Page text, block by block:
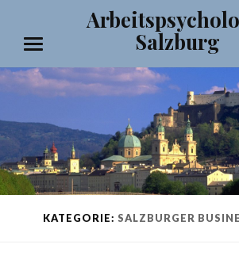
springen
Salzburg
MENÜ
KATEGORIE: SALZBURGER